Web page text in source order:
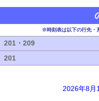
※時刻表は以下の行先・
201・209
201
2026年8月